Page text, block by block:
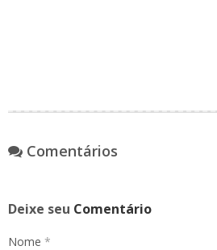
Comentários
Deixe seu Comentário
Nome *